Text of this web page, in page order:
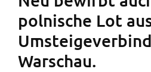
polnische Lot
Warschau.